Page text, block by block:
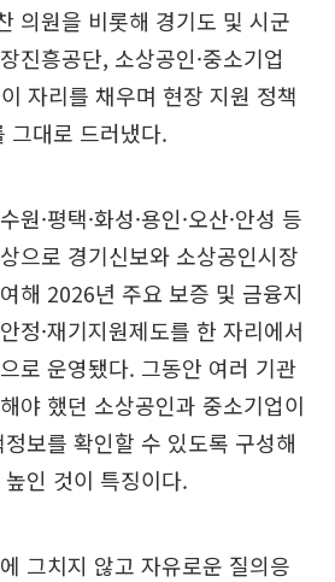
의원을 비롯해 경기도 및 시군
진흥공단, 소상공인·중소기업
자리를 채우며 현장 지원 정책
그대로 드러냈다.
원·평택·화성·용인·오산·안성 등
으로 경기신보와 소상공인시장
해 2026년 주요 보증 및 금융지
정·재기지원제도를 한 자리에서
로 운영됐다. 그동안 여러 기관
야 했던 소상공인과 중소기업이
보를 확인할 수 있도록 구성해
인 것이 특징이다.
그치지 않고 자유로운 질의응